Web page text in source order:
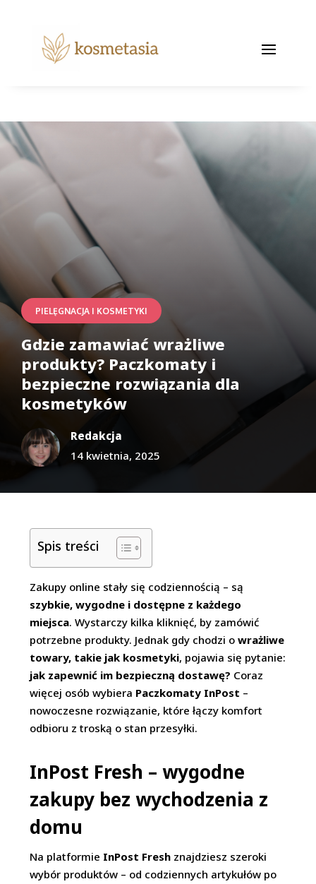
PIELĘGNACJA I KOSMETYKI
Gdzie zamawiać wrażliwe
produkty? Paczkomaty i
bezpieczne rozwiązania dla
kosmetyków
Redakcja
14 kwietnia, 2025
Spis treści
Zakupy online stały się codziennością – są
szybkie, wygodne i dostępne z każdego
miejsca. Wystarczy kilka kliknięć, by zamówić
potrzebne produkty. Jednak gdy chodzi owrażliwe
towary, takie jak kosmetyki, pojawia się pytanie:
jak zapewnić im bezpieczną dostawę? Coraz
więcej osób wybiera Paczkomaty InPost –
nowoczesne rozwiązanie, które łączy komfort
odbioru z troską o stan przesyłki.
InPost Fresh – wygodne
zakupy bez wychodzenia z
domu
Na platformie InPost Fresh znajdziesz szeroki
wybór produktów – od codziennych artykułów po